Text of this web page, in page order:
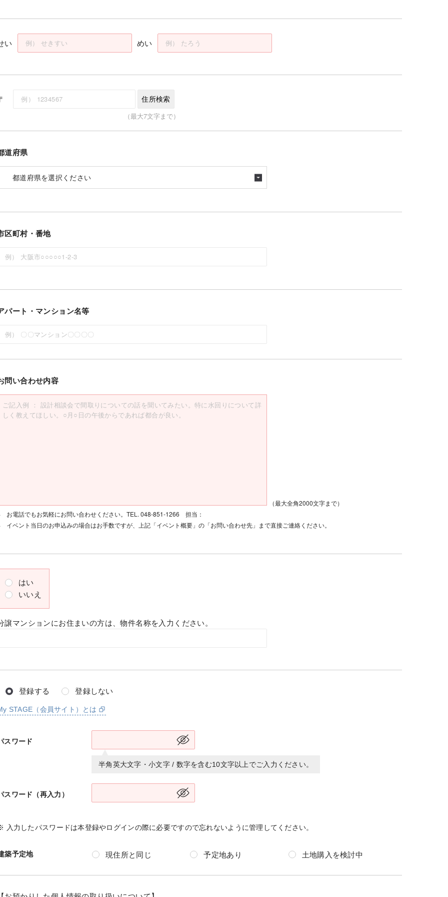
い めい
（最大7文字まで）
住所検索
道府県
区町村・番地
パート・マンション名等
問い合わせ内容
（最大全角2000文字まで）
お電話でもお気軽にお問い合わせください。TEL. 048-851-1266 担当：
イベント当日のお申込みの場合はお手数ですが、上記「イベント概要」の「お問い合わせ先」まで直接ご連絡ください。
はい
いいえ
譲マンションにお住まいの方は、物件名称を入力ください。
登録する 登録しない
STAGE（会員サイト）とは
スワード
半角英大文字・小文字 / 数字を含む10文字以上でご入力ください。
スワード（再入力）
入力したパスワードは本登録やログインの際に必要ですので忘れないように管理してください。
築予定地 現住所と同じ 予定地あり 土地購入を検討中